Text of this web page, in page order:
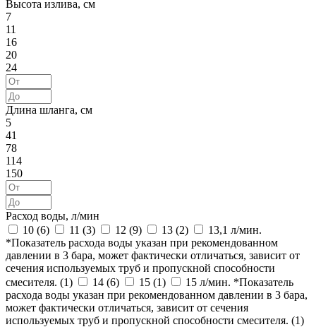
Высота излива, см
7
11
16
20
24
Длина шланга, см
5
41
78
114
150
Расход воды, л/мин
10 (6) 11 (3) 12 (9) 13 (2)
13,1 л/мин.
*Показатель расхода воды указан при рекомендованном
давлении в 3 бара, может фактически отличаться, зависит от
сечения используемых труб и пропускной способности
смесителя. (1) 14 (6) 15 (1)
15 л/мин. *Показатель
расхода воды указан при рекомендованном давлении в 3 бара,
может фактически отличаться, зависит от сечения
используемых труб и пропускной способности смесителя. (1)